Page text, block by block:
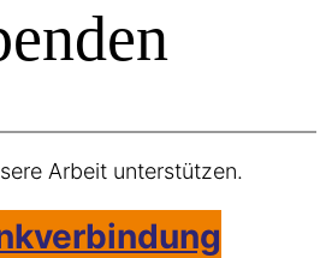
Arbeit unterstützen.